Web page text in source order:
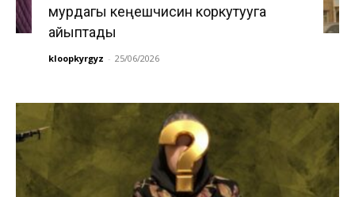
мурдагы кеңешчисин коркутууга
айыптады
kloopkyrgyz - 25/06/2026